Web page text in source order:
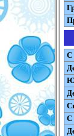
С
С